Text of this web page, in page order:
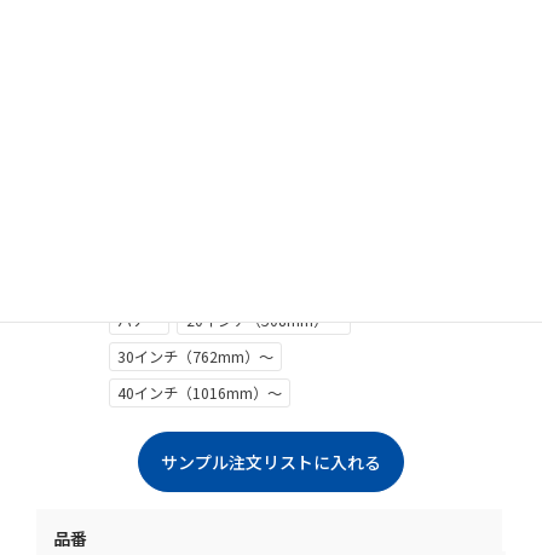
バナー
20インチ（508mm）～
30インチ（762mm）～
40インチ（1016mm）～
品番